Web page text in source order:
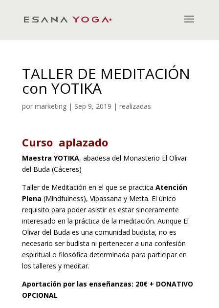
TALLER DE MEDITACIÓN
con YOTIKA
por marketing| Sep 9, 2019 | realizadas
Curso aplazado
Maestra YOTIKA, abadesa del Monasterio El Olivar
del Buda (Cáceres)
Taller de Meditación en el que se practica Atención
Plena (Mindfulness), Vipassana y Metta. El único
requisito para poder asistir es estar sinceramente
interesado en la práctica de la meditación. Aunque El
Olivar del Buda es una comunidad budista, no es
necesario ser budista ni pertenecer a una confesión
espiritual o filosófica determinada para participar en
los talleres y meditar.
Aportación por las enseñanzas: 20€ + DONATIVO
OPCIONAL